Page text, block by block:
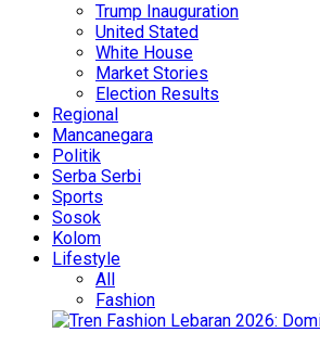
Trump Inauguration
United Stated
White House
Market Stories
Election Results
Regional
Mancanegara
Politik
Serba Serbi
Sports
Sosok
Kolom
Lifestyle
All
Fashion